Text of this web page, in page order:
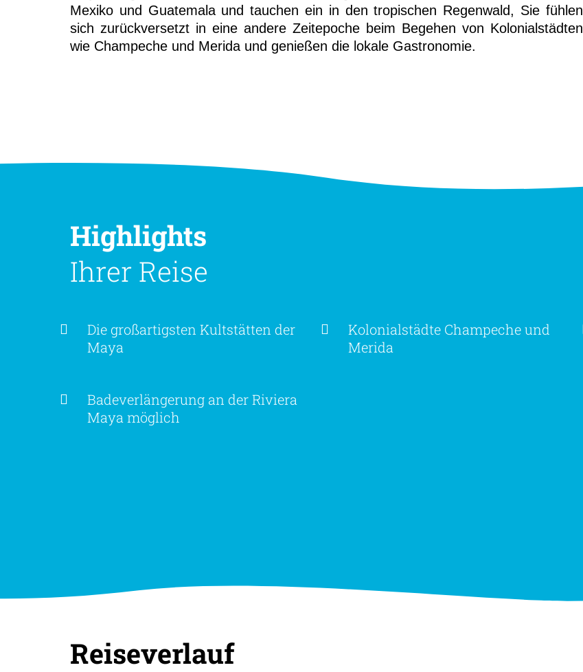
Mexiko und Guatemala und tauchen ein in den tropischen Regenwald, Sie fühlen
sich zurückversetzt in eine andere Zeitepoche beim Begehen von Kolonialstädten
wie Champeche und Merida und genießen die lokale Gastronomie.
Highlights
Ihrer Reise
Die großartigsten Kultstätten der
Maya
Kolonialstädte Champeche und
Merida
Badeverlängerung an der Riviera
Maya möglich
Reiseverlauf